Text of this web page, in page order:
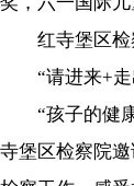
红寺堡区检
“请进来+走
“孩子的健康
寺堡区检察院